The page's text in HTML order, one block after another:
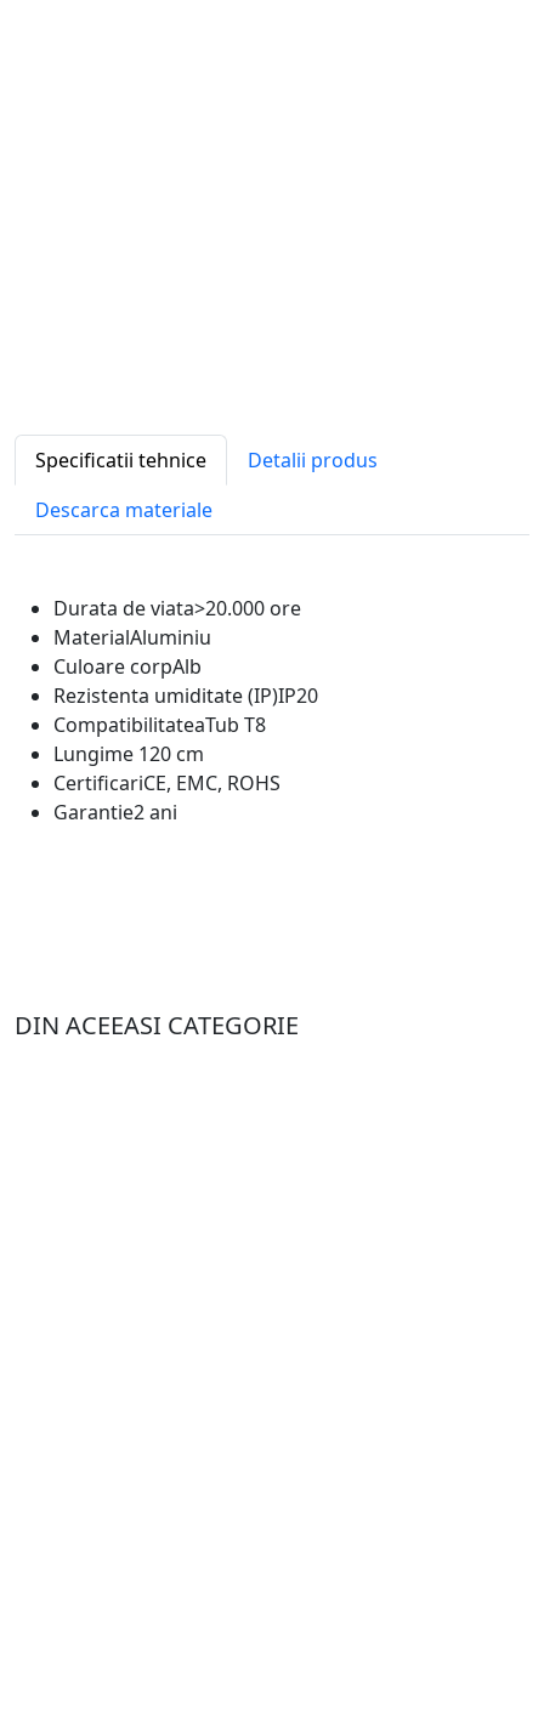
Specificatii tehnice
Detalii produs
Descarca materiale
Durata de viata>20.000 ore
MaterialAluminiu
Culoare corpAlb
Rezistenta umiditate (IP)IP20
CompatibilitateaTub T8
Lungime 120 cm
CertificariCE, EMC, ROHS
Garantie2 ani
DIN ACEEASI CATEGORIE